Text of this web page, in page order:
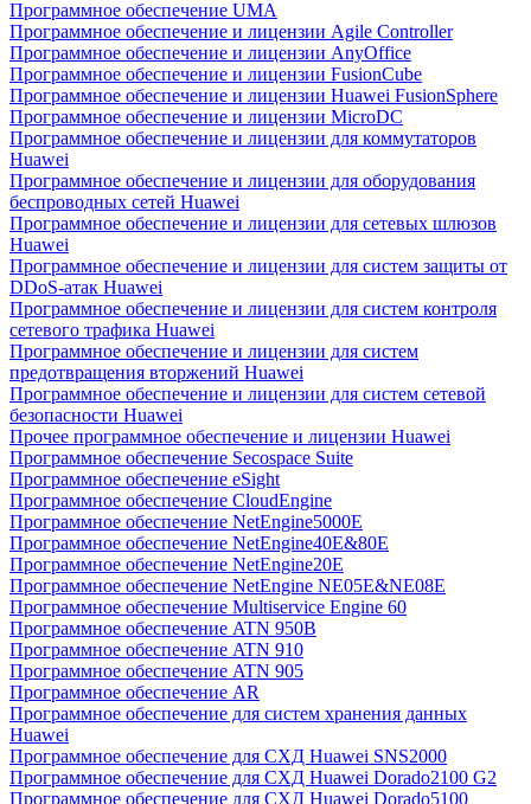
Программное обеспечение UMA
Программное обеспечение и лицензии Agile Controller
Программное обеспечение и лицензии AnyOffice
Программное обеспечение и лицензии FusionCube
Программное обеспечение и лицензии Huawei FusionSphere
Программное обеспечение и лицензии MicroDC
Программное обеспечение и лицензии для коммутаторов
Huawei
Программное обеспечение и лицензии для оборудования
беспроводных сетей Huawei
Программное обеспечение и лицензии для сетевых шлюзов
Huawei
Программное обеспечение и лицензии для систем защиты от
DDoS-атак Huawei
Программное обеспечение и лицензии для систем контроля
сетевого трафика Huawei
Программное обеспечение и лицензии для систем
предотвращения вторжений Huawei
Программное обеспечение и лицензии для систем сетевой
безопасности Huawei
Прочее программное обеспечение и лицензии Huawei
Программное обеспечение Secospace Suite
Программное обеспечение eSight
Программное обеспечение CloudEngine
Программное обеспечение NetEngine5000E
Программное обеспечение NetEngine40E&80E
Программное обеспечение NetEngine20E
Программное обеспечение NetEngine NE05E&NE08E
Программное обеспечение Multiservice Engine 60
Программное обеспечение ATN 950B
Программное обеспечение ATN 910
Программное обеспечение ATN 905
Программное обеспечение AR
Программное обеспечение для систем хранения данных
Huawei
Программное обеспечение для СХД Huawei SNS2000
Программное обеспечение для СХД Huawei Dorado2100 G2
Программное обеспечение для СХД Huawei Dorado5100